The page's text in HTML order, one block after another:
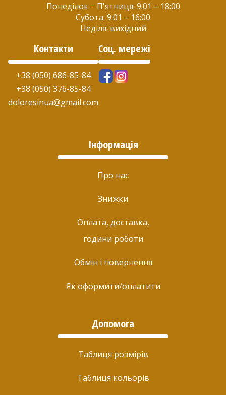
Понеділок – П'ятниця: 9:01 – 18:00
Субота: 9:01 – 16:00
Неділя: вихідний
Контакти
+38 (050) 686-85-84
+38 (050) 376-85-84
doloresinua@gmail.com
Соц. мережі
Інформація
Про нас
Знижки
Оплата, доставка,
години роботи
Обмін і повернення
Як оформити/оплатити
Допомога
Таблиця розмірів
Таблиця кольорів